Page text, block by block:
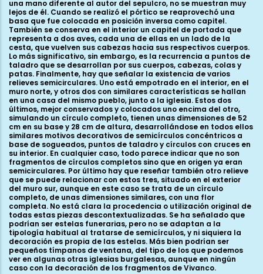
una mano diferente al autor del sepulcro, no se muestran muy
lejos de él. Cuando se realizó el pórtico se reaprovechó una
basa que fue colocada en posición inversa como capitel.
También se conserva en el interior un capitel de portada que
representa a dos aves, cada una de ellas en un lado de la
cesta, que vuelven sus cabezas hacia sus respectivos cuerpos.
Lo más significativo, sin embargo, es la recurrencia a puntos de
taladro que se desarrollan por sus cuerpos, cabezas, colas y
patas. Finalmente, hay que señalar la existencia de varios
relieves semicirculares. Uno está empotrado en el interior, en el
muro norte, y otros dos con similares características se hallan
en una casa del mismo pueblo, junto a la iglesia. Estos dos
últimos, mejor conservados y colocados uno encima del otro,
simulando un círculo completo, tienen unas dimensiones de 52
cm en su base y 28 cm de altura, desarrollándose en todos ellos
similares motivos decorativos de semicírculos concéntricos a
base de sogueados, puntos de taladro y círculos con cruces en
su interior. En cualquier caso, todo parece indicar que no son
fragmentos de círculos completos sino que en origen ya eran
semicirculares. Por último hay que reseñar también otro relieve
que se puede relacionar con estos tres, situado en el exterior
del muro sur, aunque en este caso se trata de un círculo
completo, de unas dimensiones similares, con una flor
completa. No está clara la procedencia o utilización original de
todas estas piezas descontextualizadas. Se ha señalado que
podrían ser estelas funerarias, pero no se adaptan a la
tipología habitual al tratarse de semicírculos, y ni siquiera la
decoración es propia de las estelas. Más bien podrían ser
pequeños tímpanos de ventana, del tipo de los que podemos
ver en algunas otras iglesias burgalesas, aunque en ningún
caso con la decoración de los fragmentos de Vivanco.